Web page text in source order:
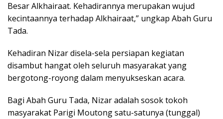
Besar Alkhairaat. Kehadirannya merupakan wujud
kecintaannya terhadap Alkhairaat,” ungkap Abah Guru
Tada.
Kehadiran Nizar disela-sela persiapan kegiatan
disambut hangat oleh seluruh masyarakat yang
bergotong-royong dalam menyukseskan acara.
Bagi Abah Guru Tada, Nizar adalah sosok tokoh
masyarakat Parigi Moutong satu-satunya (tunggal)